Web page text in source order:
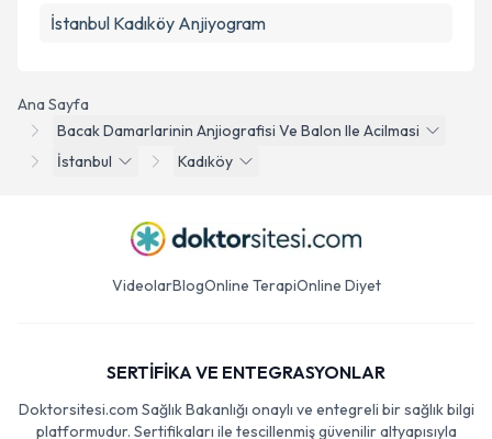
Ana Sayfa
Bacak Damarlarinin Anjiografisi Ve Balon Ile Acilmasi
İstanbul
Kadıköy
İstanbul Kadıköy Anjiyogram
VideolarBlogOnline TerapiOnline Diyet
SERTİFİKA VE ENTEGRASYONLAR
Doktorsitesi.com Sağlık Bakanlığı onaylı ve entegreli bir sağlık bilgi
platformudur. Sertifikaları ile tescillenmiş güvenilir altyapısıyla